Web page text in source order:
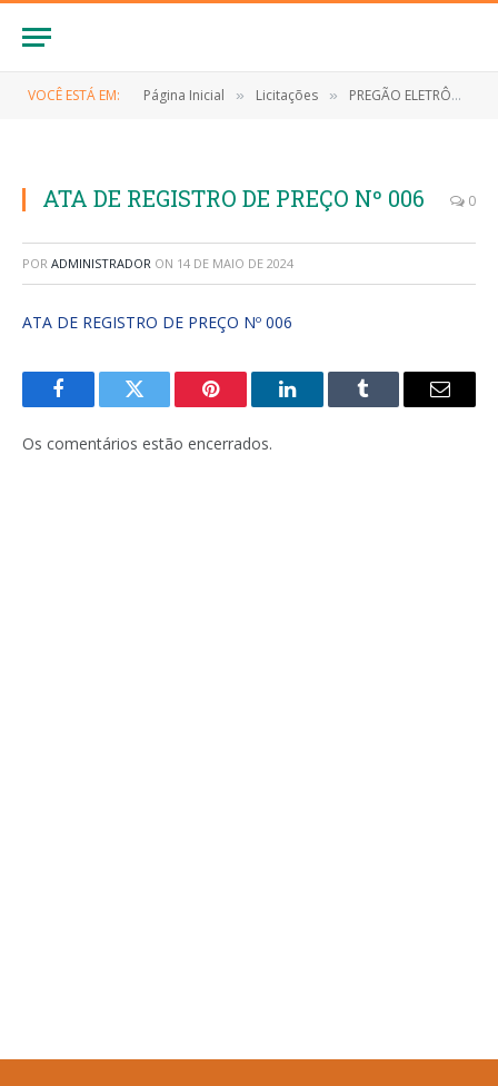
VOCÊ ESTÁ EM: Página Inicial » Licitações » PREGÃO ELETRÔNICO Nº 032/2023/SRP (CONTRATAÇÃO DE EMPRESA PARA AQUISIÇÃO DE SUPRIMENTOS, EQUIPAMENTOS E ELETRÔNICOS DE INFORMÁTICA, PARA ATENDER AS NECESSIDADES SECRETARIA MUNICIPAL DE SAÚDE DO MUNICÍPIO DE ANAPURUS/MA)
ATA DE REGISTRO DE PREÇO Nº 006 0
POR ADMINISTRADOR ON 14 DE MAIO DE 2024
ATA DE REGISTRO DE PREÇO Nº 006
FacebookTwitter Pinterest LinkedInTumblr
E-
Os comentários estão encerrados.